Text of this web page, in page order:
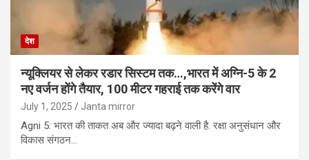
देश
न्यूक्लियर से लेकर रडार सिस्टम तक…,भारत में अग्नि-5 के 2
नए वर्जन होंगे तैयार, 100 मीटर गहराई तक करेंगे वार
July 1, 2025 Janta mirror
Agni 5: भारत की ताकत अब और ज्यादा बढ़ने वाली है. रक्षा अनुसंधान और
विकास संगठन…